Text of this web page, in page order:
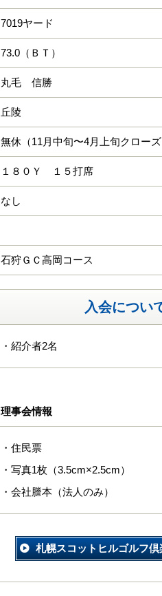
7019ヤード
73.0（ＢＴ）
丸毛 信勝
丘陵
無休（11月中旬〜4月上旬クロー
１８０Ｙ １５打席
なし
石狩ＧＣ高岡コース
入会につい
・紹介者2名
理事会情報
・住民票
・写真1枚（3.5cm×2.5cm）
・会社謄本（法人のみ）
札幌スコットヒルゴルフ